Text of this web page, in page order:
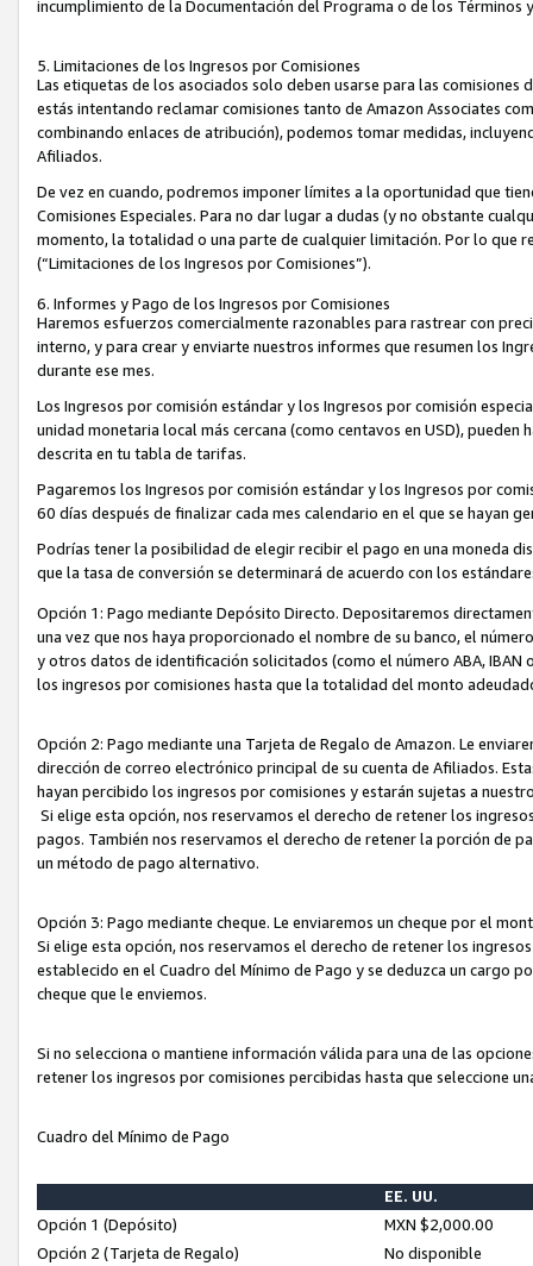
incumplimiento de la Documentación del Programa o de los Términos
5. Limitaciones de los Ingresos por Comisiones
Las etiquetas de los asociados solo deben usarse para las
estás intentando reclamar comisiones tanto de Amazon Associates
combinando enlaces de atribución), podemos tomar medidas,
Afiliados.
De vez en cuando, podremos imponer límites a la oportunidad que
Comisiones Especiales. Para no dar lugar a dudas (y no obstante
momento, la totalidad o una parte de cualquier limitación. Por lo que
(“Limitaciones de los Ingresos por Comisiones”).
6. Informes y Pago de los Ingresos por Comisiones
Haremos esfuerzos comercialmente razonables para rastrear con
interno, y para crear y enviarte nuestros informes que resumen los
durante ese mes.
Los Ingresos por comisión estándar y los Ingresos por comisión
unidad monetaria local más cercana (como centavos en USD),
descrita en tu tabla de tarifas.
Pagaremos los Ingresos por comisión estándar y los Ingresos por
60 días después de finalizar cada mes calendario en el que se hayan
Podrías tener la posibilidad de elegir recibir el pago en una moneda
que la tasa de conversión se determinará de acuerdo con los
Opción 1: Pago mediante Depósito Directo. Depositaremos
una vez que nos haya proporcionado el nombre de su banco, el
y otros datos de identificación solicitados (como el número ABA,
los ingresos por comisiones hasta que la totalidad del monto
Opción 2: Pago mediante una Tarjeta de Regalo de Amazon. Le
dirección de correo electrónico principal de su cuenta de Afiliados.
hayan percibido los ingresos por comisiones y estarán sujetas a
Si elige esta opción, nos reservamos el derecho de retener los
pagos. También nos reservamos el derecho de retener la porción de
un método de pago alternativo.
Opción 3: Pago mediante cheque. Le enviaremos un cheque por el
Si elige esta opción, nos reservamos el derecho de retener los
establecido en el Cuadro del Mínimo de Pago y se deduzca un cargo
cheque que le enviemos.
Si no selecciona o mantiene información válida para una de las
retener los ingresos por comisiones percibidas hasta que seleccione
Cuadro del Mínimo de Pago
EE. UU.
Opción 1 (Depósito)
MXN $2,000.00
Opción 2 (Tarjeta de Regalo)
No disponible